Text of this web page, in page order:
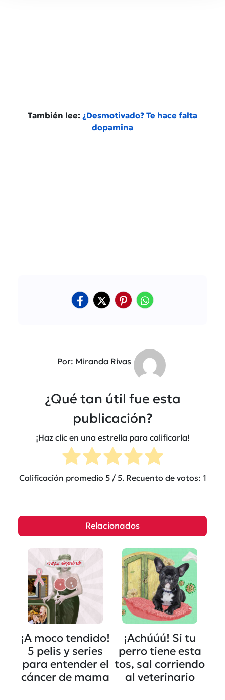
También lee: ¿Desmotivado? Te hace falta
dopamina
Por: Miranda Rivas
¿Qué tan útil fue esta
publicación?
¡Haz clic en una estrella para calificarla!
Calificación promedio 5/ 5. Recuento de votos: 1
Relacionados
¡A moco tendido!
5 pelis y series
para entender el
cáncer de mama
¡Achúúú! Si tu
perro tiene esta
tos, sal corriendo
al veterinario